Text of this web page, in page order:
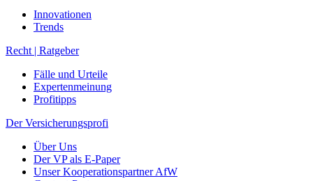
Innovationen
Trends
Recht | Ratgeber
Fälle und Urteile
Expertenmeinung
Profitipps
Der Versicherungsprofi
Über Uns
Der VP als E-Paper
Unser Kooperationspartner AfW